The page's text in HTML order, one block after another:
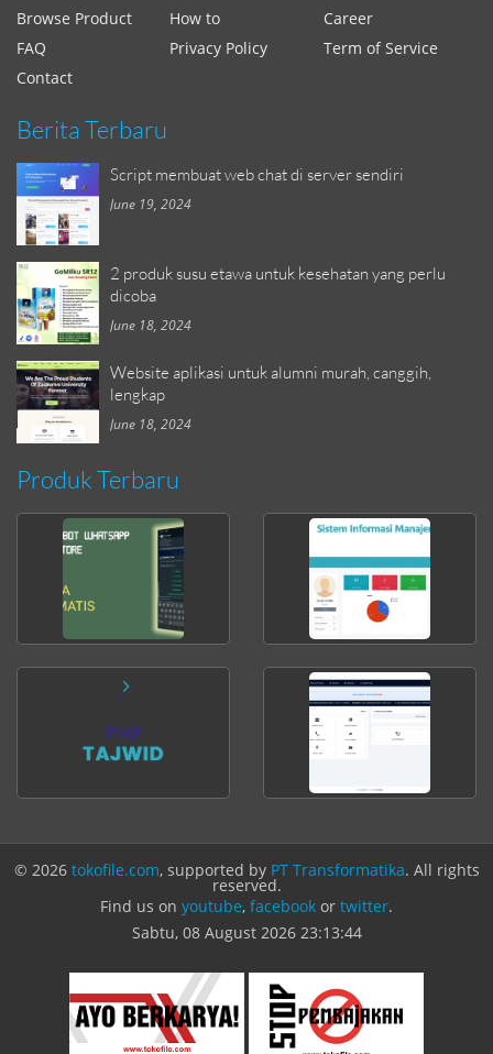
Browse Product
How to
Career
FAQ
Privacy Policy
Term of Service
Contact
Berita Terbaru
Script membuat web chat di server sendiri
June 19, 2024
2 produk susu etawa untuk kesehatan yang perlu
dicoba
June 18, 2024
Website aplikasi untuk alumni murah, canggih,
lengkap
June 18, 2024
Produk Terbaru
© 2026 tokofile.com, supported by PT Transformatika. All rights
reserved.
Find us on youtube, facebook or twitter.
Sabtu, 08 August 2026 23:13:44